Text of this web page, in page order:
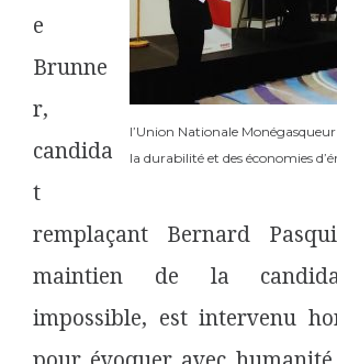
l’Union Nationale
la durabilité et des économies
e
Brunne
r,
candida
t
remplaçant Bernard
maintien de la
impossible, est intervenu